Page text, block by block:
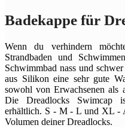
Badekappe für
Wenn du verhindern
Strandbaden und
Schwimmbad nass und
aus Silikon eine sehr gute
sowohl von Erwachsenen als
Die Dreadlocks Swimcap
erhältlich. S - M - L und XL -
Volumen deiner Dreadlocks.